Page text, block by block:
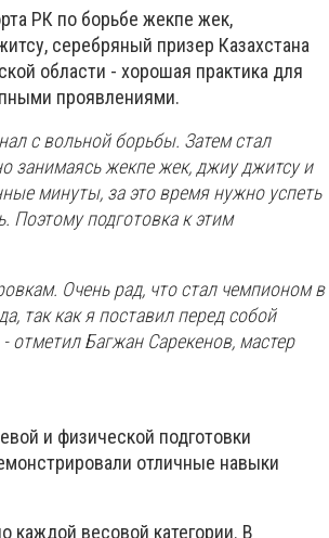
РК по борьбе жекпе жек,
серебряный призер Казахстана
области - хорошая практика для
проявлениями.
с вольной борьбы. Затем стал
занимаясь жекпе жек, джиу джитсу и
минуты, за это время нужно успеть
подготовка к этим
Очень рад, что стал чемпионом в
так как я поставил перед собой
отметил Багжан Сарекенов, мастер
и физической подготовки
отличные навыки
каждой весовой категории. В